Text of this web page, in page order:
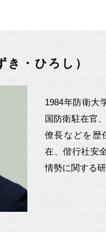
き・ひろし）
1984年防衛大
国防衛駐在官
僚長などを歴
在、偕行社安
情勢に関する研